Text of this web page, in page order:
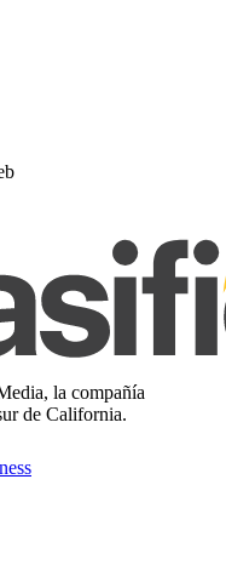
la compañía
de California.